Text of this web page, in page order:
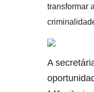
transformar
A